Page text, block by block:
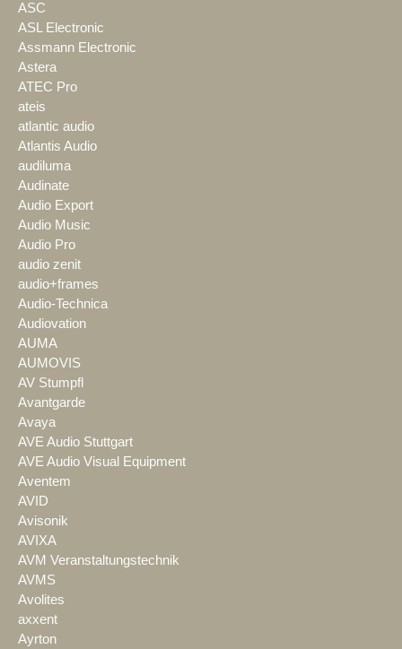
ASC
ASL Electronic
Assmann Electronic
Astera
ATEC Pro
ateis
atlantic audio
Atlantis Audio
audiluma
Audinate
Audio Export
Audio Music
Audio Pro
audio zenit
audio+frames
Audio-Technica
Audiovation
AUMA
AUMOVIS
AV Stumpfl
Avantgarde
Avaya
AVE Audio Stuttgart
AVE Audio Visual Equipment
Aventem
AVID
Avisonik
AVIXA
AVM Veranstaltungstechnik
AVMS
Avolites
axxent
Ayrton